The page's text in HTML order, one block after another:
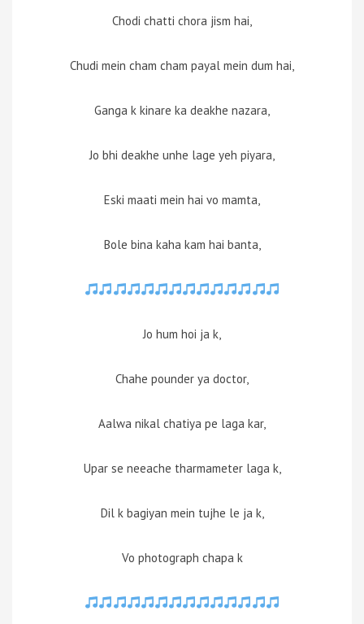
Chodi chatti chora jism hai,
Chudi mein cham cham payal mein dum hai,
Ganga k kinare ka deakhe nazara,
Jo bhi deakhe unhe lage yeh piyara,
Eski maati mein hai vo mamta,
Bole bina kaha kam hai banta,
Jo hum hoi ja k,
Chahe pounder ya doctor,
Aalwa nikal chatiya pe laga kar,
Upar se neeache tharmameter laga k,
Dil k bagiyan mein tujhe le ja k,
Vo photograph chapa k